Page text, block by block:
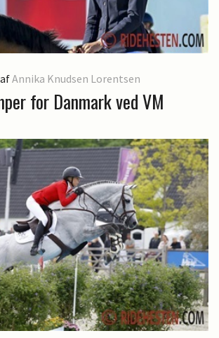
Annika Knudsen Lorentsen
for Danmark ved VM